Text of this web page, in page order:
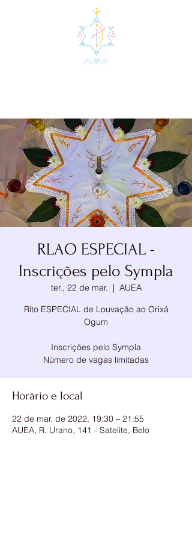
RLAO ESPECIAL -
Inscrições pelo Sympla
ter., 22 de mar.
  |
AUEA
Rito ESPECIAL de Louvação ao Orixá
Ogum
Inscrições pelo Sympla
Número de vagas limitadas
Horário e local
22 de mar. de 2022, 19:30 – 21:55
AUEA, R. Urano, 141 - Satelite, Belo